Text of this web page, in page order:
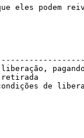
eles podem
pagando
a retirada
de